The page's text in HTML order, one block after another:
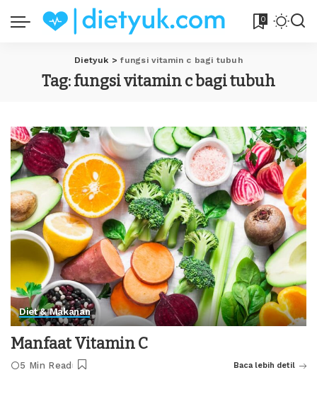
0
Dietyuk >fungsi vitamin c bagi tubuh
Tag:fungsi vitamin c bagi tubuh
Diet & Makanan
Manfaat Vitamin C
5 Min Read Baca lebih detil